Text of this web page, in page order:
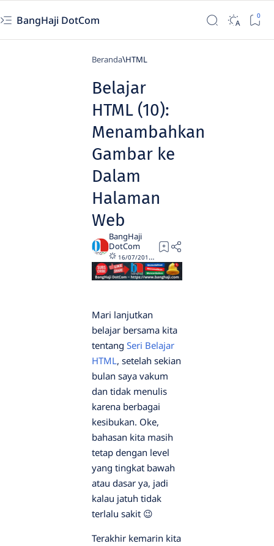
BangHaji DotCom
Beranda HTML
Belajar
HTML (10):
Menambahkan
Gambar ke
Dalam
Halaman
Web
16/07/2017
Mari lanjutkan
belajar bersama kita
tentang Seri Belajar
HTML, setelah sekian
bulan saya vakum
dan tidak menulis
karena berbagai
kesibukan. Oke,
bahasan kita masih
tetap dengan level
yang tingkat bawah
atau dasar ya, jadi
kalau jatuh tidak
terlalu sakit 😉
Terakhir kemarin kita